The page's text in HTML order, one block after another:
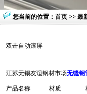
您当前的位置： 首页 >> 最
双击自动滚屏
江苏无锡友谊钢材市场无缝钢
产品名称 材质